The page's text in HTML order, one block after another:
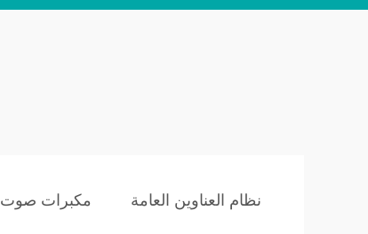
نظام العناوين العامة مكبرات صوت PA